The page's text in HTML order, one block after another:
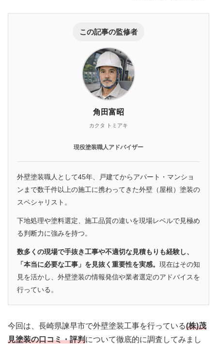
この記事の監修者
角田富昭
カクタ トミアキ
現役塗装職人アドバイザー
外壁塗装職人として45年、戸建てからアパート・マンショ
ンまで数千件以上の施工に携わってきた外壁（屋根）塗装の
スペシャリスト。
下地処理や塗料選定、施工品質の違いを現場レベルで見極め
る判断力に強みを持つ。
数多くの現場で手抜き工事や不適切な見積もりも経験し、
「本当に必要な工事」を見抜く重要性を実感。 現在はその知
見を活かし、外壁塗装の情報発信や業者選定のアドバイスを
行っている。
今回は、長崎県諫早市で外壁塗装工事を行っている(株)茂
見塗装の口コミ・評判について徹底的に調査してみまし